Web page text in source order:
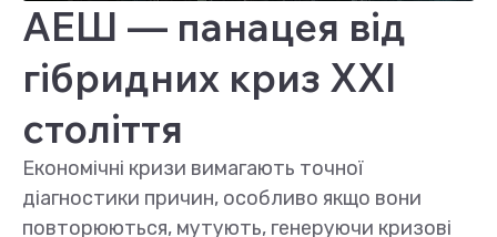
АЕШ — панацея від
гібридних криз XXI
століття
Економічні кризи вимагають точної
діагностики причин, особливо якщо вони
повторюються, мутують, генеруючи кризові